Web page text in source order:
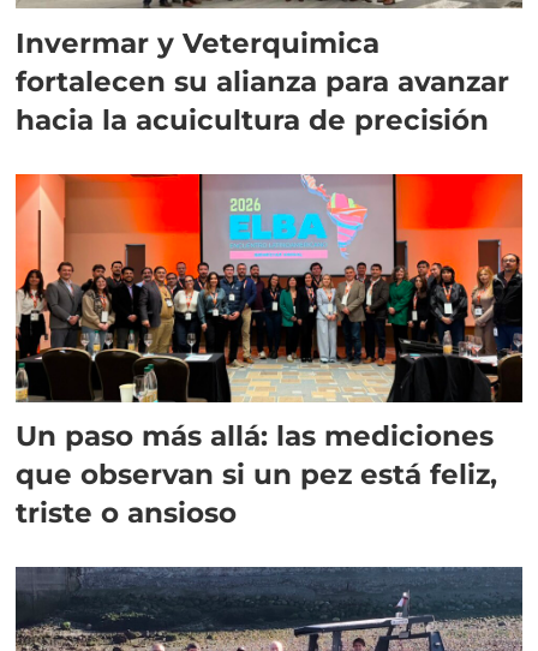
Invermar y Veterquimica
fortalecen su alianza para avanzar
hacia la acuicultura de precisión
Un paso más allá: las mediciones
que observan si un pez está feliz,
triste o ansioso